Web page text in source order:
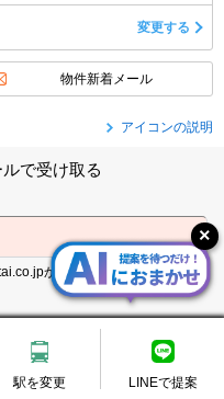
駅を変更 LINEで提案
変更する
物件新着メール
アイコンの説明
で受け取る
からのメールを受信できる